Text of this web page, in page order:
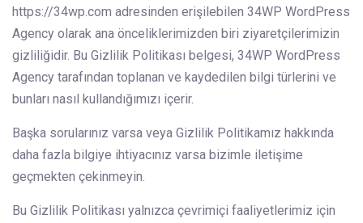
https://34wp.com adresinden erişilebilen 34WP WordPress
Agency olarak ana önceliklerimizden biri ziyaretçilerimizin
gizliliğidir. Bu Gizlilik Politikası belgesi, 34WP WordPress
Agency tarafından toplanan ve kaydedilen bilgi türlerini ve
bunları nasıl kullandığımızı içerir.
Başka sorularınız varsa veya Gizlilik Politikamız hakkında
daha fazla bilgiye ihtiyacınız varsa bizimle iletişime
geçmekten çekinmeyin.
Bu Gizlilik Politikası yalnızca çevrimiçi faaliyetlerimiz için